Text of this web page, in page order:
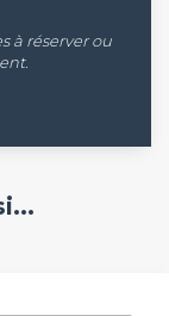
à réserver ou